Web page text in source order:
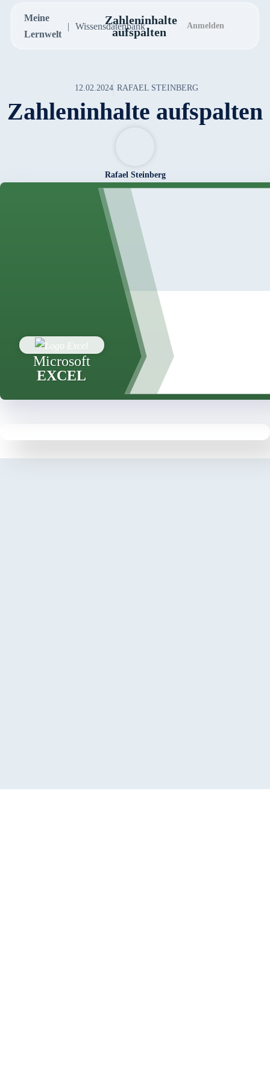
Meine
Lernwelt
Wissensdatenbank
Zahleninhalte
aufspalten
Anmelden
12.02.2024 RAFAEL STEINBERG
Zahleninhalte aufspalten
Rafael Steinberg
Microsoft
EXCEL